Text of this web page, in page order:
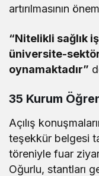
artırılmasının
“Nitelikli sağlık
üniversite-
oynamaktadır”
35 Kurum
Açılış
teşekkür belgesi
töreniyle fuar
Oğurlu, stantları